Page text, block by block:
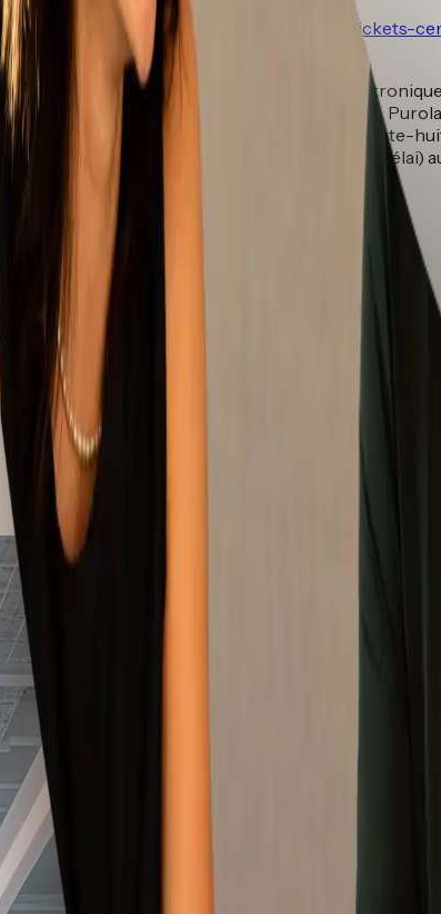
reglementseats.ca reglementtickets-
et vous assurer de transférer vos billets
et le service de messagerie (tel que UPS,
physique) doit être retourné au moins quarante-
par IRS doit avoir reçu le billet dans ce délai)